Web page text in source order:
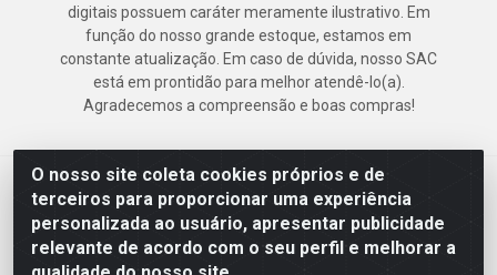
O nosso site coleta cookies próprios e de
terceiros para proporcionar uma experiência
personalizada ao usuário, apresentar publicidade
relevante de acordo com o seu perfil e melhorar a
digitais possuem caráter meramente ilustrativo. Em
função do nosso grande estoque, estamos em
constante atualização. Em caso de dúvida, nosso SAC
está em prontidão para melhor atendê-lo(a).
Agradecemos a compreensão e boas compras!
Deskontão Atacado - Av. Marechal Mascarenhas de Morais, 2471 -
Imbiribeira - Recife/PE - CEP 51.150-001 - CNPJ 24.150.377/0003-
57